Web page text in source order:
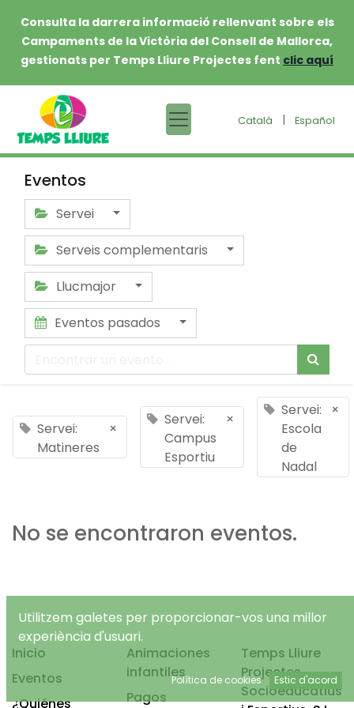
Consulta la darrera informació rellenvant sobre els
Campaments de la Victòria del Consell de Mallorca,
gestionats per Temps Lliure Projectes fent clic aquí
Català | Español
Eventos
Servei
Serveis complementaris
Llucmajor
Eventos pasados
Servei:
Matineres
×
Servei:
Campus
Esportiu
×
Servei:
Escola
de
Nadal
×
No se encontraron eventos.
Inicio
Eventos
¿Quiénes
Animaciones
infantiles
Pagos
Temps Lliure
Projectes
Socioeducatius
Utilitzem galetes per proporcionar-vos una millor
experiència d'usuari.
Política de cookies Estic d'acord